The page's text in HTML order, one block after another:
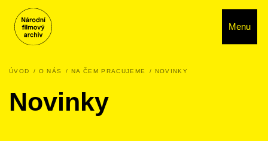
Menu
ÚVOD O NÁS NA ČEM PRACUJEME NOVINKY
Novinky